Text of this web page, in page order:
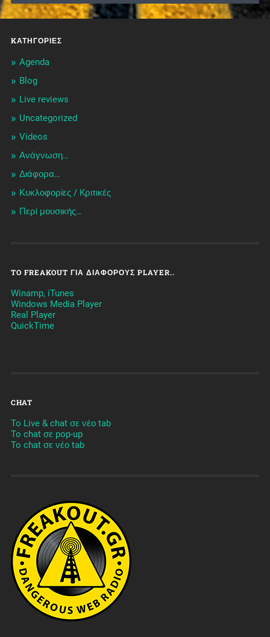
KΑΤΗΓΟΡΊΕΣ
Agenda
Blog
Live reviews
Uncategorized
Videos
Ανάγνωση…
Διάφορα…
Κυκλοφορίες / Kριτικές
Περί μουσικής…
TO FREAKOUT ΓΙΑ ΔΙΆΦΟΡΟΥΣ PLAYER..
Winamp, iTunes
Windows Media Player
Real Player
QuickTime
CHAT
To Live & chat σε νέο tab
To chat σε pop-up
To chat σε νέο tab